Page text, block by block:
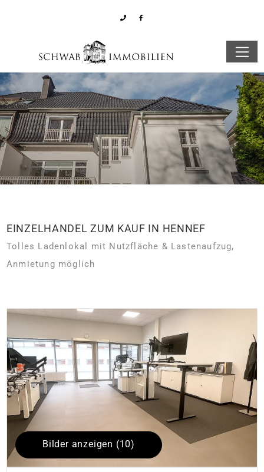
EINZELHANDEL ZUM KAUF IN HENNEF
Tolles Ladenlokal mit Nutzfläche & Lastenaufzug,
Anmietung möglich
Bilder anzeigen (10)